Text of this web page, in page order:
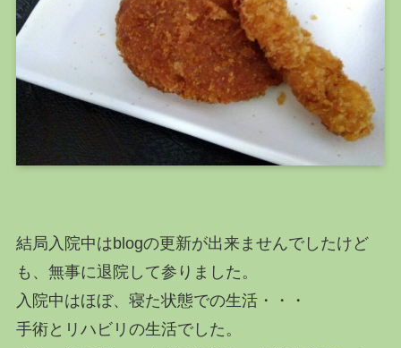
結局入院中はblogの更新が出来ませんでしたけど
も、無事に退院して参りました。
入院中はほぼ、寝た状態での生活・・・
手術とリハビリの生活でした。